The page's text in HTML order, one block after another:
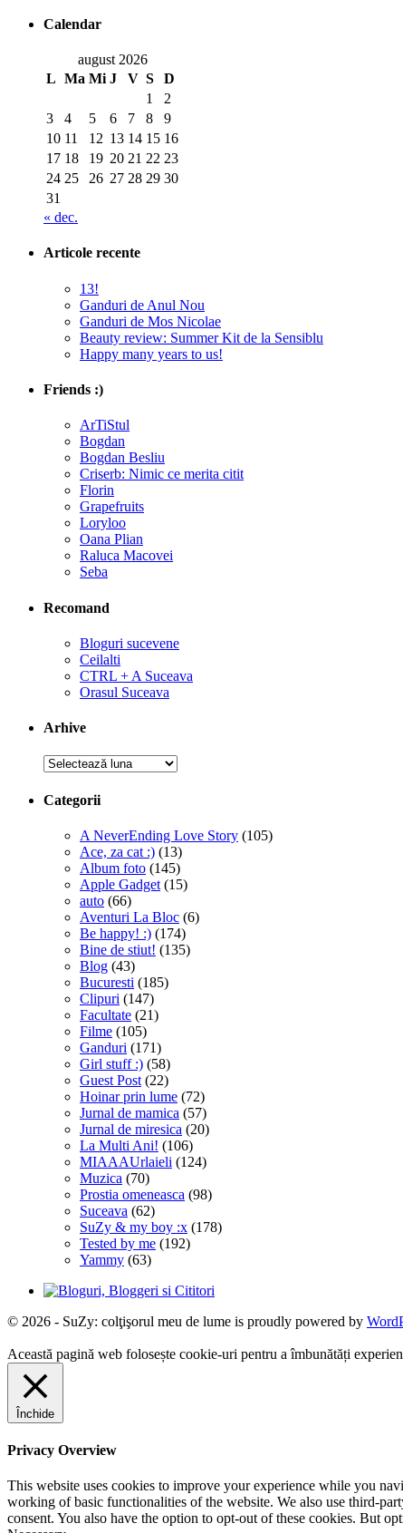
Calendar
august 2026
L Ma Mi J V S
D
1
2
3
4 5 6 7 8
9
10 11 12 13 14 15 16
17 18 19 20 21 22 23
24 25 26 27 28 29 30
31
« dec.
Articole recente
13!
Ganduri de Anul Nou
Ganduri de Mos Nicolae
Beauty review: Summer Kit de la Sensiblu
Happy many years to us!
Friends :)
ArTiStul
Bogdan
Bogdan Besliu
Criserb: Nimic ce merita citit
Florin
Grapefruits
Loryloo
Oana Plian
Raluca Macovei
Seba
Recomand
Bloguri sucevene
Ceilalti
CTRL + A Suceava
Orasul Suceava
Arhive
Arhive
Categorii
A NeverEnding Love Story (105)
Ace, za cat :) (13)
Album foto (145)
Apple Gadget (15)
auto (66)
Aventuri La Bloc (6)
Be happy! :) (174)
Bine de stiut! (135)
Blog (43)
Bucuresti (185)
Clipuri (147)
Facultate (21)
Filme (105)
Ganduri (171)
Girl stuff :) (58)
Guest Post (22)
Hoinar prin lume (72)
Jurnal de mamica (57)
Jurnal de miresica (20)
La Multi Ani! (106)
MIAAAUrlaieli (124)
Muzica (70)
Prostia omeneasca (98)
Suceava (62)
SuZy & my boy :x (178)
Tested by me (192)
Yammy (63)
© 2026 - SuZy: colţişorul meu de lume is proudly powered by
Această pagină web folosește cookie-uri pentru a îmbunătăți
Închide
Privacy Overview
This website uses cookies to improve your experience while you
working of basic functionalities of the website. We also use third-
consent. You also have the option to opt-out of these cookies. But